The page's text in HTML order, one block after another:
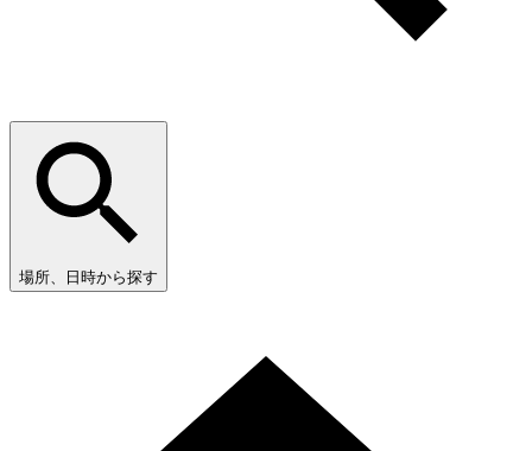
場所、日時から探す